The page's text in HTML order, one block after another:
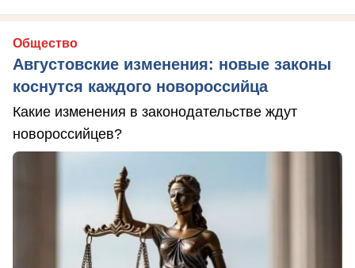
Общество
Августовские изменения: новые законы
коснутся каждого новороссийца
Какие изменения в законодательстве ждут
новороссийцев?